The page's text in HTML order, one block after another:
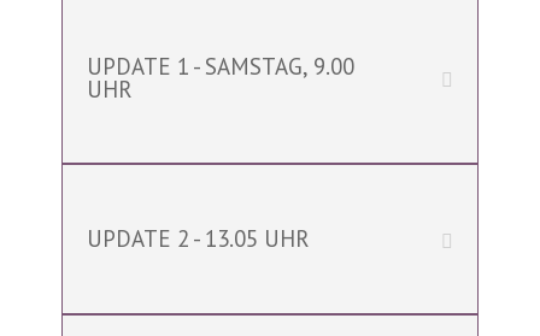
UPDATE 1 - SAMSTAG, 9.00
UHR
UPDATE 2 - 13.05 UHR